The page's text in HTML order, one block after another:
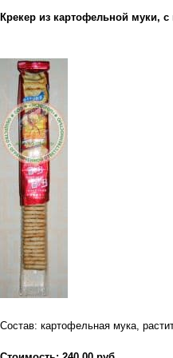
Крекер из картофельной муки,
Состав: картофельная мука,